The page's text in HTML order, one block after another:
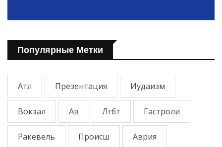
Популярные Метки
Атл Презентация Иудаизм
Вокзал Ав Лгбт Гастроли
Ракевель Происш Аврия